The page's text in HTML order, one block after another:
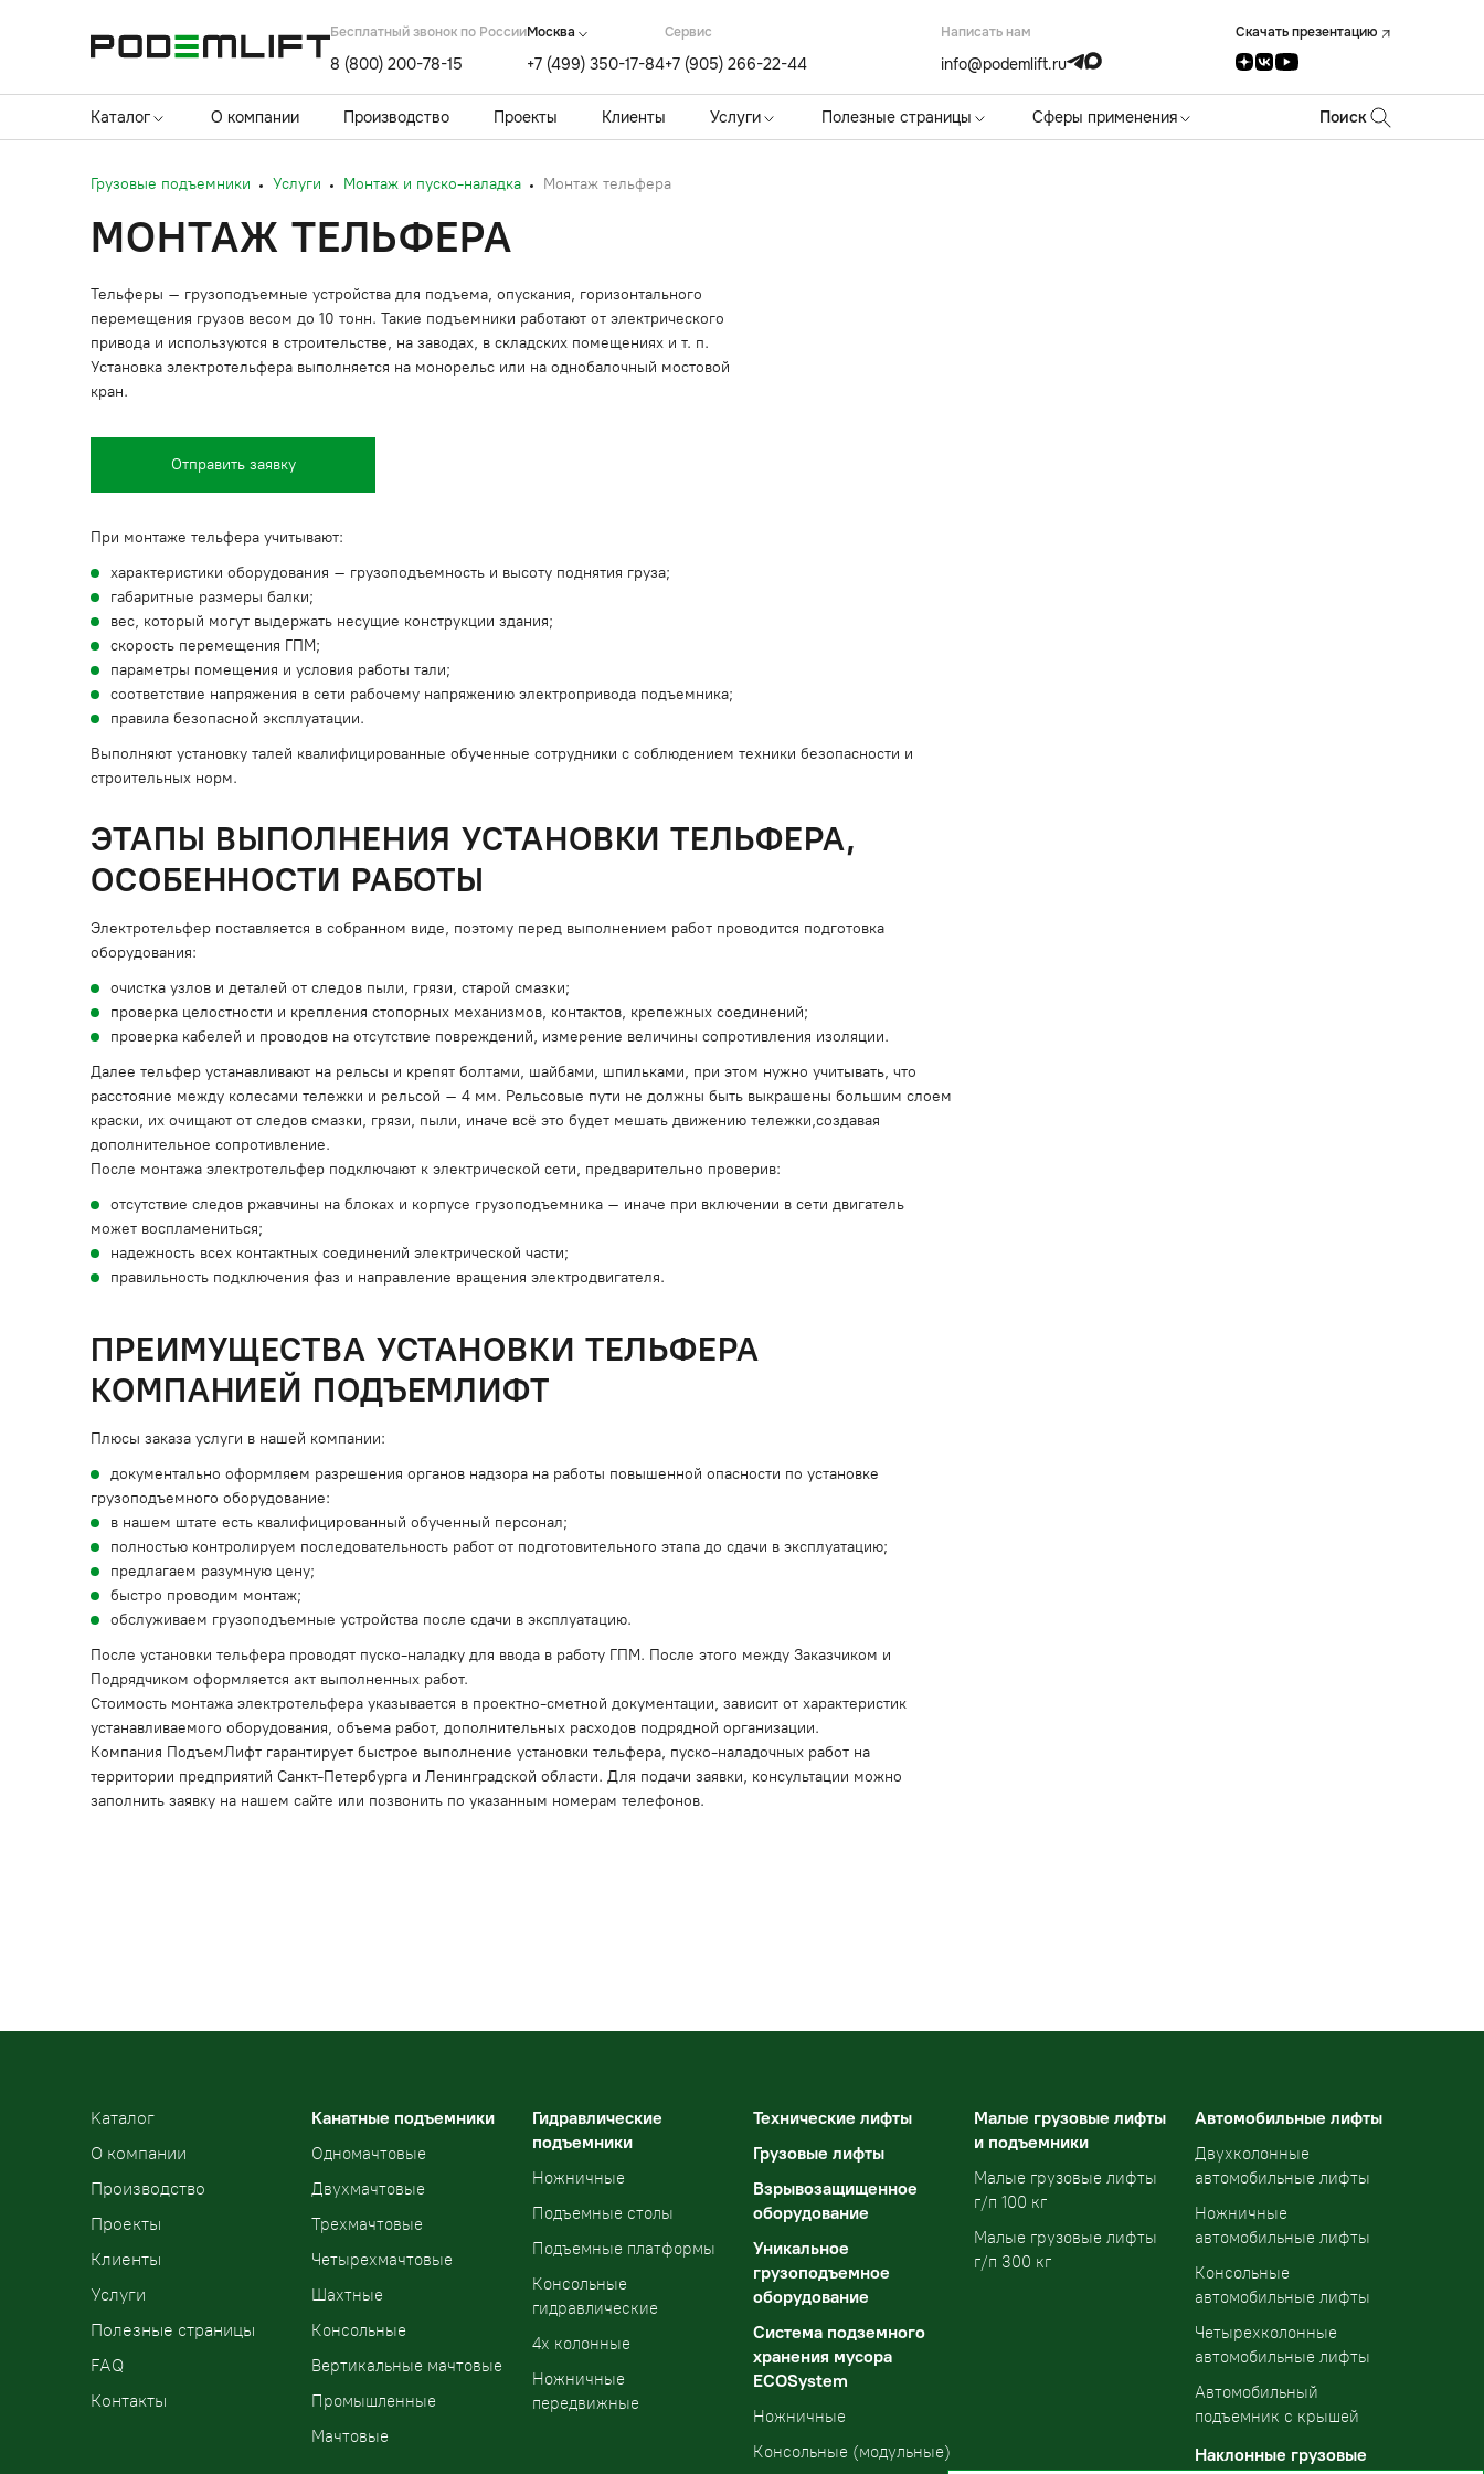
Бесплатный звонок по России
8 (800) 200-78-15
Москва
+7 (499) 350-17-84
Cервис
+7 (905) 266-22-44
Написать нам
info@podemlift.ru
Скачать презентацию
Каталог О компании Производство Проекты Клиенты Услуги Полезные страницы Сферы применения Поиск
Грузовые подъемники Услуги Монтаж и пуско-наладка Монтаж тельфера
МОНТАЖ ТЕЛЬФЕРА
Тельферы – грузоподъемные устройства для подъема, опускания, горизонтального
перемещения грузов весом до 10 тонн. Такие подъемники работают от электрического
привода и используются в строительстве, на заводах, в складских помещениях и т. п.
Установка электротельфера выполняется на монорельс или на однобалочный мостовой
кран.
Отправить заявку
При монтаже тельфера учитывают:
характеристики оборудования – грузоподъемность и высоту поднятия груза;
габаритные размеры балки;
вес, который могут выдержать несущие конструкции здания;
скорость перемещения ГПМ;
параметры помещения и условия работы тали;
соответствие напряжения в сети рабочему напряжению электропривода подъемника;
правила безопасной эксплуатации.
Выполняют установку талей квалифицированные обученные сотрудники с соблюдением техники безопасности и
строительных норм.
ЭТАПЫ ВЫПОЛНЕНИЯ УСТАНОВКИ ТЕЛЬФЕРА,
ОСОБЕННОСТИ РАБОТЫ
Электротельфер поставляется в собранном виде, поэтому перед выполнением работ проводится подготовка
оборудования:
очистка узлов и деталей от следов пыли, грязи, старой смазки;
проверка целостности и крепления стопорных механизмов, контактов, крепежных соединений;
проверка кабелей и проводов на отсутствие повреждений, измерение величины сопротивления изоляции.
Далее тельфер устанавливают на рельсы и крепят болтами, шайбами, шпильками, при этом нужно учитывать, что
расстояние между колесами тележки и рельсой – 4 мм. Рельсовые пути не должны быть выкрашены большим слоем
краски, их очищают от следов смазки, грязи, пыли, иначе всё это будет мешать движению тележки,создавая
дополнительное сопротивление.
После монтажа электротельфер подключают к электрической сети, предварительно проверив:
отсутствие следов ржавчины на блоках и корпусе грузоподъемника – иначе при включении в сети двигатель
может воспламениться;
надежность всех контактных соединений электрической части;
правильность подключения фаз и направление вращения электродвигателя.
ПРЕИМУЩЕСТВА УСТАНОВКИ ТЕЛЬФЕРА
КОМПАНИЕЙ ПОДЪЕМЛИФТ
Плюсы заказа услуги в нашей компании:
документально оформляем разрешения органов надзора на работы повышенной опасности по установке
грузоподъемного оборудование:
в нашем штате есть квалифицированный обученный персонал;
полностью контролируем последовательность работ от подготовительного этапа до сдачи в эксплуатацию;
предлагаем разумную цену;
быстро проводим монтаж;
обслуживаем грузоподъемные устройства после сдачи в эксплуатацию.
После установки тельфера проводят пуско-наладку для ввода в работу ГПМ. После этого между Заказчиком и
Подрядчиком оформляется акт выполненных работ.
Стоимость монтажа электротельфера указывается в проектно-сметной документации, зависит от характеристик
устанавливаемого оборудования, объема работ, дополнительных расходов подрядной организации.
Компания ПодъемЛифт гарантирует быстрое выполнение установки тельфера, пуско-наладочных работ на
территории предприятий Санкт-Петербурга и Ленинградской области. Для подачи заявки, консультации можно
заполнить заявку на нашем сайте или позвонить по указанным номерам телефонов.
Kаталог
О компании
Производство
Проекты
Клиенты
Услуги
Полезные страницы
FAQ
Контакты
Канатные подъемники
Одномачтовые
Двухмачтовые
Трехмачтовые
Четырехмачтовые
Шахтные
Консольные
Вертикальные мачтовые
Промышленные
Мачтовые
Гидравлические
подъемники
Ножничные
Подъемные столы
Подъемные платформы
Консольные
гидравлические
4х колонные
Ножничные
передвижные
Технические лифты
Грузовые лифты
Взрывозащищенное
оборудование
Уникальное
грузоподъемное
оборудование
Система подземного
хранения мусора
ECOSystem
Ножничные
Консольные (модульные)
Малые грузовые лифты
и подъемники
Малые грузовые лифты
г/п 100 кг
Малые грузовые лифты
г/п 300 кг
Автомобильные лифты
Двухколонные
автомобильные лифты
Ножничные
автомобильные лифты
Консольные
автомобильные лифты
Четырехколонные
автомобильные лифты
Автомобильный
подъемник с крышей
Наклонные грузовые